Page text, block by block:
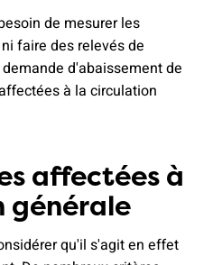
de mesurer les
faire des relevés de
d'abaissement de
à la circulation
affectées à
générale
qu'il s'agit en effet